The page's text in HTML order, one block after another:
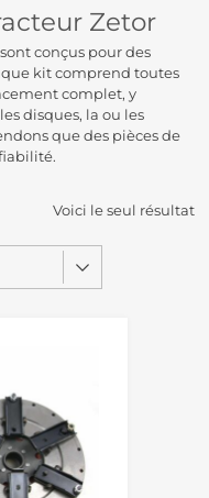
Zetor
conçus pour des
kit comprend toutes
complet, y
disques, la ou les
que des pièces de
Voici le seul résultat